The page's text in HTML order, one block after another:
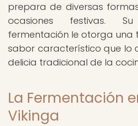
prepara de diversas
ocasiones festivas.
fermentación le otorga una
sabor característico que lo
delicia tradicional de la
La Fermentación
Vikinga